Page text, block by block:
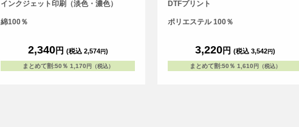
という3大要素を兼ね備えています。
インクジェット印刷（淡色・濃色）
綿100％
2,340円 (税込 2,574円)
まとめて割:50％ 1,170 円（税込）
なデザインです。ウエストラインをシェイプ
にしたフィット感のあるシルエットに仕上げ
ています。着丈は少し長めにしており、スパ
セカンドユニフォームにデザインと素材感か
ら、ワンランク上のスポーツTシャツとして
選ばれています。小・中・高バレー部のゲ
DTFプリント
ポリエステル 100％
3,220円 (税込 3,542円)
まとめて割:50％ 1,610 円（税込）